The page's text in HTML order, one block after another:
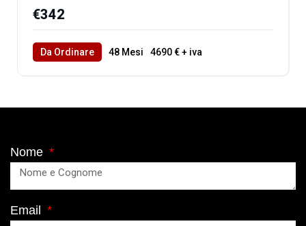
€342
Da Ordinare 48 Mesi
4690 € + iva
Nome
Email